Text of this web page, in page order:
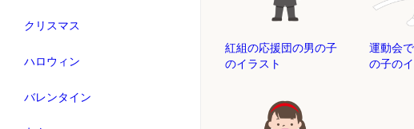
クリスマス
ハロウィン
バレンタイン
紅組の応援団の男の子
のイラスト
運動会
の子の